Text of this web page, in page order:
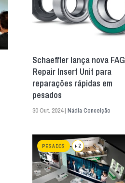
Schaeffler lança nova FAG
Repair Insert Unit para
reparações rápidas em
pesados
30 Out. 2024 |Nádia Conceição
PESADOS + 2